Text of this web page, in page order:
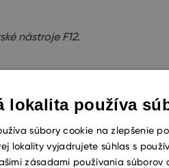
nástroje F12.
lokalita používa
súbory cookie na zlepšenie
lokality vyjadrujete súhlas s
zásadami používania súborov